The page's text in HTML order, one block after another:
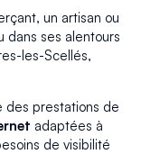
un artisan ou
dans ses alentours
les-Scellés,
des prestations de
adaptées à
de visibilité